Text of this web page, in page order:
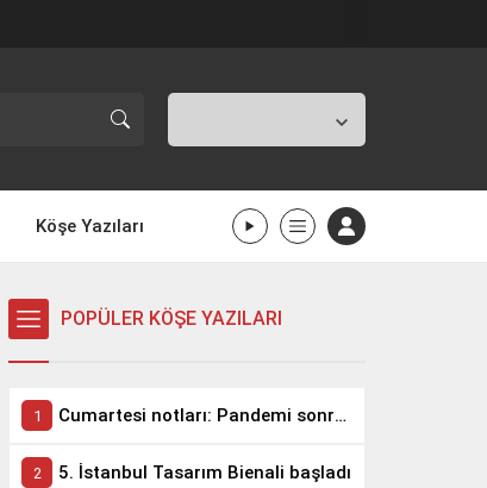
Köşe Yazıları
POPÜLER KÖŞE YAZILARI
Cumartesi notları: Pandemi sonrası takım elbise biter!
5. İstanbul Tasarım Bienali başladı